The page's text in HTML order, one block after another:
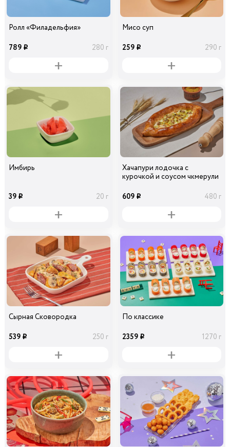
Ролл «Филадельфия»
789 i 280 г
Мисо суп
259 i 290 г
Имбирь
39 i 20 г
Хачапури лодочка с
курочкой и соусом чкмерули
609 i 480 г
Сырная Сковородка
539 i 250 г
По классике
2359 i 1270 г